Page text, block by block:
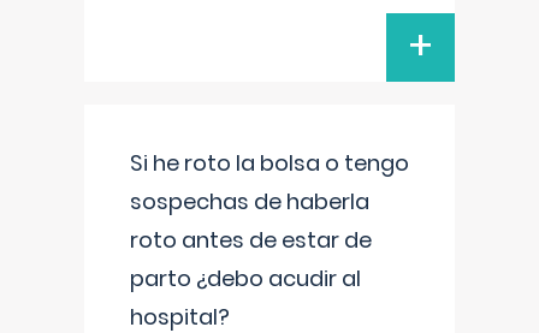
+
Si he roto la bolsa o tengo
sospechas de haberla
roto antes de estar de
parto ¿debo acudir al
hospital?